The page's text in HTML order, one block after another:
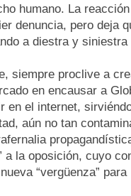
humano. La
denuncia, pero deja
a diestra y siniestra
siempre proclive a
en encausar a
en el internet,
aún no tan
a la oposición, cuyo
“vergüenza”